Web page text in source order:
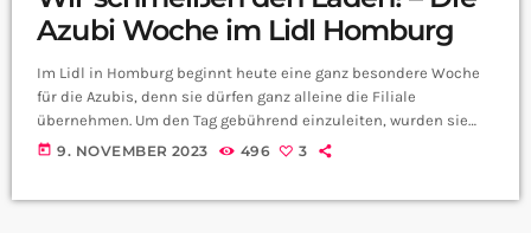
Azubi Woche im Lidl Homburg
Im Lidl in Homburg beginnt heute eine ganz besondere Woche
für die Azubis, denn sie dürfen ganz alleine die Filiale
übernehmen. Um den Tag gebührend einzuleiten, wurden sie
dabei noch Bürgermeister Michael Forster an der Kasse
today 9. NOVEMBER 2023 496 3